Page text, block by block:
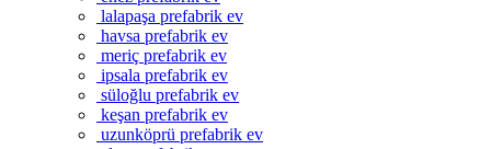
lalapaşa prefabrik ev
havsa prefabrik ev
meriç prefabrik ev
ipsala prefabrik ev
süloğlu prefabrik ev
keşan prefabrik ev
uzunköprü prefabrik ev